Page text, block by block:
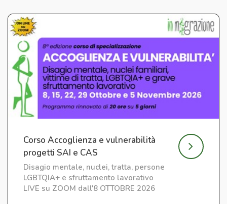
Corso Accoglienza e vulnerabilità
progetti SAI e CAS
Disagio mentale, nuclei, tratta, persone
LGBTQIA+ e sfruttamento lavorativo
LIVE su ZOOM dall'8 OTTOBRE 2026